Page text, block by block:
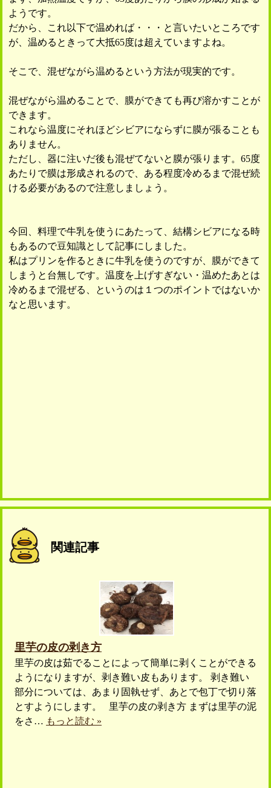
ようです。
だから、これ以下で温めれば・・・と言いたいところです
が、温めるときって大抵65度は超えていますよね。
そこで、混ぜながら温めるという方法が現実的です。
混ぜながら温めることで、膜ができても再び溶かすことが
できます。
これなら温度にそれほどシビアにならずに膜が張ることも
ありません。
ただし、器に注いだ後も混ぜてないと膜が張ります。65度
あたりで膜は形成されるので、ある程度冷めるまで混ぜ続
ける必要があるので注意しましょう。
今回、料理で牛乳を使うにあたって、結構シビアになる時
もあるので豆知識として記事にしました。
私はプリンを作るときに牛乳を使うのですが、膜ができて
しまうと台無しです。温度を上げすぎない・温めたあとは
冷めるまで混ぜる、というのは１つのポイントではないか
なと思います。
関連記事
里芋の皮の剥き方
里芋の皮は茹でることによって簡単に剥くことができる
ようになりますが、剥き難い皮もあります。 剥き難い
部分については、あまり固執せず、あとで包丁で切り落
とすようにします。 里芋の皮の剥き方 まずは里芋の泥
をさ… もっと読む »